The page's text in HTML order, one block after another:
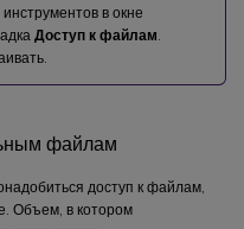
в окне
Доступ к файлам
файлам
доступ к файлам,
Объем, в котором